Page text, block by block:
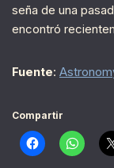
seña de una
encontró
Fuente:
Compartir